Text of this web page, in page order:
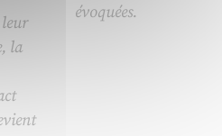
la
évoquées.